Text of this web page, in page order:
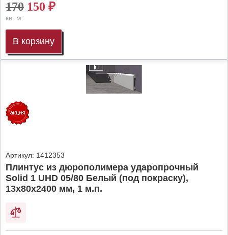
170 150 ₽
кв. м.
В корзину
Артикул: 1412353
Плинтус из дюрополимера ударопрочный
Solid 1 UHD 05/80 Белый (под покраску),
13х80х2400 мм, 1 м.п.